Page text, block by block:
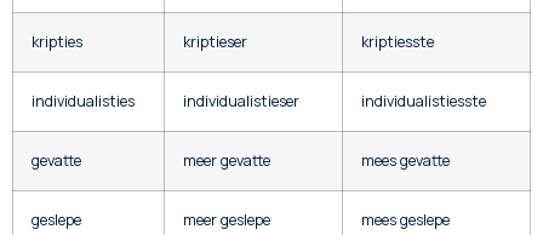
kripties kriptieser kriptiesste
individualisties individualistieser individualistiesste
gevatte meer gevatte mees gevatte
geslepe meer geslepe mees geslepe